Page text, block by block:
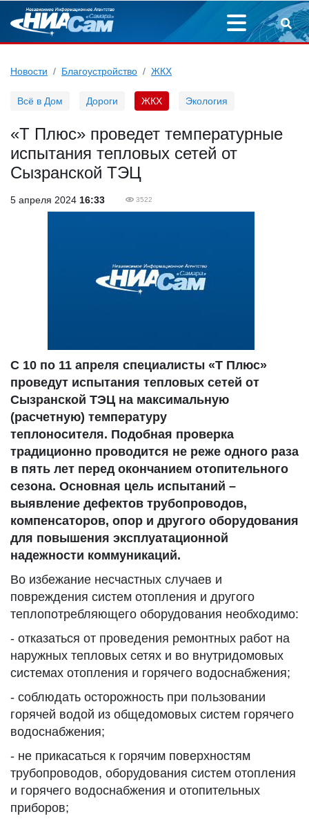
Новости Благоустройство ЖКХ
Всё в Дом Дороги ЖКХ Экология
«Т Плюс» проведет температурные
испытания тепловых сетей от
Сызранской ТЭЦ
5 апреля 2024 16:33 3522
С 10 по 11 апреля специалисты «Т Плюс»
проведут испытания тепловых сетей от
Сызранской ТЭЦ на максимальную
(расчетную) температуру
теплоносителя. Подобная проверка
традиционно проводится не реже одного раза
в пять лет перед окончанием отопительного
сезона. Основная цель испытаний –
выявление дефектов трубопроводов,
компенсаторов, опор и другого оборудования
для повышения эксплуатационной
надежности коммуникаций.
Во избежание несчастных случаев и
повреждения систем отопления и другого
теплопотребляющего оборудования необходимо:
- отказаться от проведения ремонтных работ на
наружных тепловых сетях и во внутридомовых
системах отопления и горячего водоснабжения;
- соблюдать осторожность при пользовании
горячей водой из общедомовых систем горячего
водоснабжения;
- не прикасаться к горячим поверхностям
трубопроводов, оборудования систем отопления
и горячего водоснабжения и отопительных
приборов;